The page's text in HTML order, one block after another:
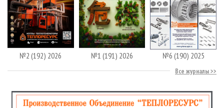
№2 (192) 2026 №1 (191) 2026 №6 (190) 2025
Все журналы